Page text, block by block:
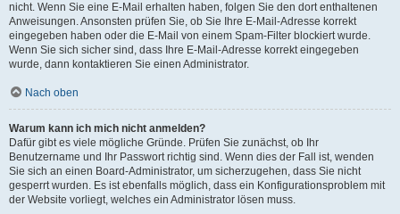
nicht. Wenn Sie eine E-Mail erhalten haben, folgen Sie den dort enthaltenen
Anweisungen. Ansonsten prüfen Sie, ob Sie Ihre E-Mail-Adresse korrekt
eingegeben haben oder die E-Mail von einem Spam-Filter blockiert wurde.
Wenn Sie sich sicher sind, dass Ihre E-Mail-Adresse korrekt eingegeben
wurde, dann kontaktieren Sie einen Administrator.
Nach oben
Warum kann ich mich nicht anmelden?
Dafür gibt es viele mögliche Gründe. Prüfen Sie zunächst, ob Ihr
Benutzername und Ihr Passwort richtig sind. Wenn dies der Fall ist, wenden
Sie sich an einen Board-Administrator, um sicherzugehen, dass Sie nicht
gesperrt wurden. Es ist ebenfalls möglich, dass ein Konfigurationsproblem mit
der Website vorliegt, welches ein Administrator lösen muss.